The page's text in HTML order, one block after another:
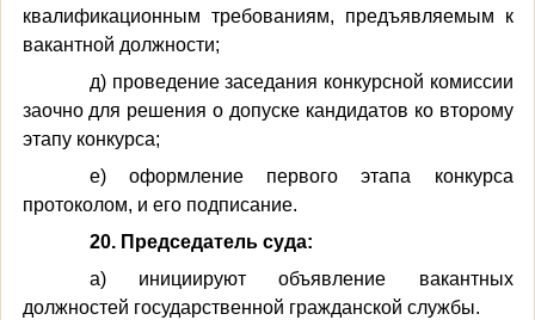
квалификационным требованиям, предъявляемым к
вакантной должности;
д) проведение заседания конкурсной комиссии
заочно для решения о допуске кандидатов ко второму
этапу конкурса;
е) оформление первого этапа конкурса
протоколом, и его подписание.
20. Председатель суда:
а) инициируют объявление вакантных
должностей государственной гражданской службы.